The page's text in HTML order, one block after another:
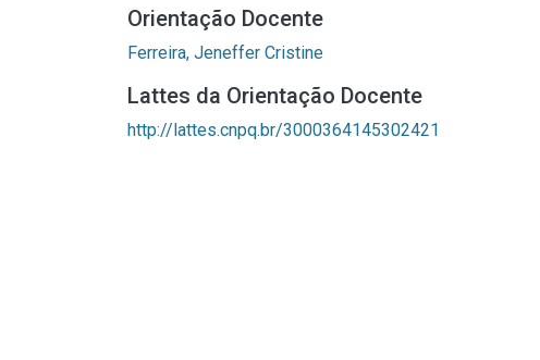
Orientação Docente
Ferreira, Jeneffer Cristine
Lattes da Orientação Docente
http://lattes.cnpq.br/3000364145302421